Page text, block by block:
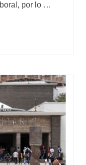
por lo …